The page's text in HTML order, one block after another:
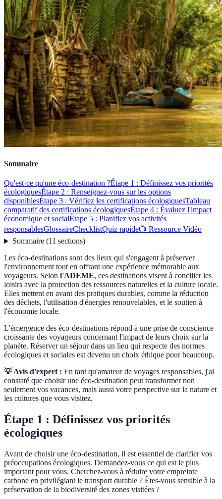
Sommaire
Qu'est-ce qu'une éco-destination ?Étape 1 : Définissez vos priorités
écologiquesÉtape 2 : Renseignez-vous sur les options
disponiblesÉtape 3 : Vérifiez les certifications écologiquesTableau
comparatif des certifications écologiquesÉtape 4 : Évaluez l'impact
économique et socialÉtape 5 : Planifiez vos activités
responsablesGlossaireChecklistQuiz rapide📺 Ressource Vidéo
Sommaire(11 sections)
Les éco-destinations sont des lieux qui s'engagent à préserver
l'environnement tout en offrant une expérience mémorable aux
voyageurs. Selon l'ADEME, ces destinations visent à concilier les
loisirs avec la protection des ressources naturelles et la culture locale.
Elles mettent en avant des pratiques durables, comme la réduction
des déchets, l'utilisation d'énergies renouvelables, et le soutien à
l'économie locale.
L'émergence des éco-destinations répond à une prise de conscience
croissante des voyageurs concernant l'impact de leurs choix sur la
planète. Réserver un séjour dans un lieu qui respecte des normes
écologiques et sociales est devenu un choix éthique pour beaucoup.
💡 Avis d'expert : En tant qu'amateur de voyages responsables, j'ai
constaté que choisir une éco-destination peut transformer non
seulement vos vacances, mais aussi votre perspective sur la nature et
les cultures que vous visitez.
Étape 1 : Définissez vos priorités
écologiques
Avant de choisir une éco-destination, il est essentiel de clarifier vos
préoccupations écologiques. Demandez-vous ce qui est le plus
important pour vous. Cherchez-vous à réduire votre empreinte
carbone en privilégiant le transport durable ? Êtes-vous sensible à la
préservation de la biodiversité des zones visitées ?